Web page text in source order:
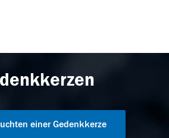
einer Gedenkkerze